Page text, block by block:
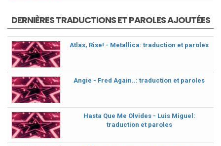
DERNIÈRES TRADUCTIONS ET PAROLES AJOUTÉES
Atlas, Rise! - Metallica: traduction et paroles
Angie - Fred Again..: traduction et paroles
Hasta Que Me Olvides - Luis Miguel:
traduction et paroles